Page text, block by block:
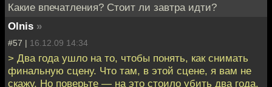
Какие впечатления? Стоит ли завтра идти?
Olnis »
#57 | 16.12.09 14:34
> Два года ушло на то, чтобы понять, как снимать
финальную сцену. Что там, в этой сцене, я вам не
скажу. Но поверьте — на это стоило убить два года.